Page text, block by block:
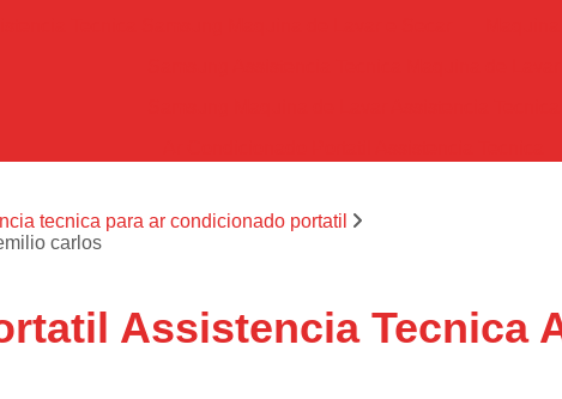
Assistencia Tecnica Ar Condicionado Portatil
Assistencia Tecnica Ar Condicionado Portatil
tecnica para ar condicionado portatil
carlos
Assistencia Tecnica